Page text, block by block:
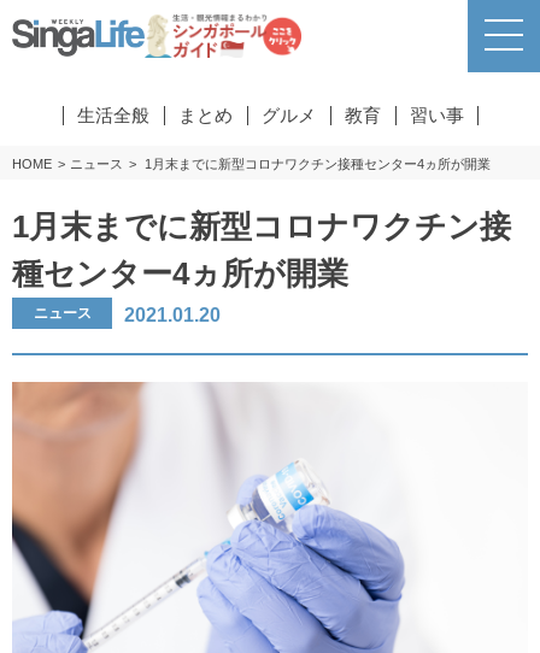
生活全般 まとめ グルメ 教育 習い事
HOME ニュース 1月末までに新型コロナワクチン接種センター4ヵ所が開業
1月末までに新型コロナワクチン接
種センター4ヵ所が開業
ニュース 2021.01.20